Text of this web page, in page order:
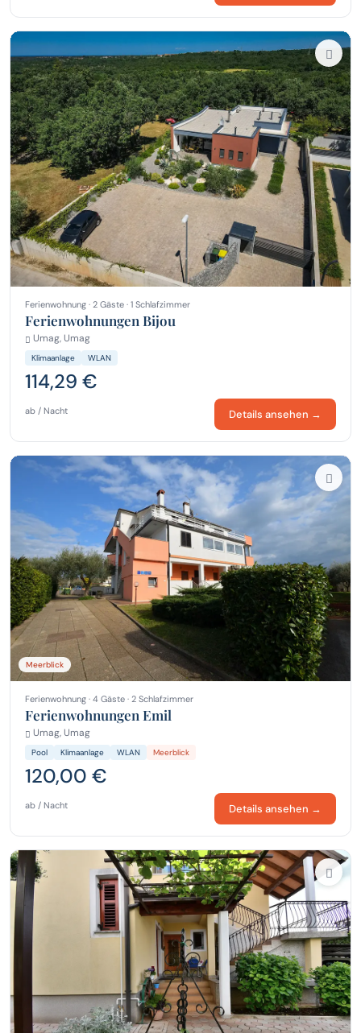
Ferienwohnung · 2 Gäste · 1 Schlafzimmer
Ferienwohnungen Bijou
Umag, Umag
Klimaanlage WLAN
114,29 €
ab / Nacht Details ansehen →
Meerblick
Ferienwohnung · 4 Gäste · 2 Schlafzimmer
Ferienwohnungen Emil
Umag, Umag
Pool Klimaanlage WLAN Meerblick
120,00 €
ab / Nacht Details ansehen →